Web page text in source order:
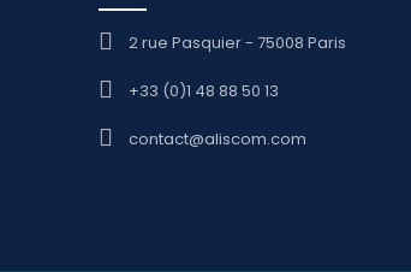
2 rue Pasquier - 75008 Paris
+33 (0)1 48 88 50 13
contact@aliscom.com